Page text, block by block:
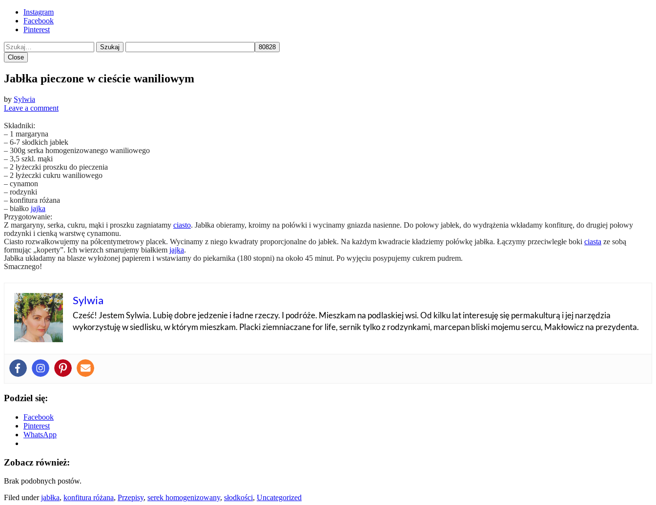
Instagram
Facebook
Pinterest
Szukaj
Close
Jabłka pieczone w cieście waniliowym
by Sylwia
Leave a comment
Składniki:
– 1 margaryna
– 6-7 słodkich jabłek
– 300g serka homogenizowanego waniliowego
– 3,5 szkl. mąki
– 2 łyżeczki proszku do pieczenia
– 2 łyżeczki cukru waniliowego
– cynamon
– rodzynki
– konfitura różana
– białko jajka
Przygotowanie:
Z margaryny, serka, cukru, mąki i proszku zagniatamy ciasto. Jabłka obieramy, kroimy na połówki i wycinamy gniazda nasienne. Do połowy jabłek, do wydrążenia wkładamy konfiturę, do drugiej połowy
rodzynki i cienką warstwę cynamonu.
Ciasto rozwałkowujemy na półcentymetrowy placek. Wycinamy z niego kwadraty proporcjonalne do jabłek. Na każdym kwadracie kładziemy połówkę jabłka. Łączymy przeciwległe boki ciasta ze sobą
formując „koperty”. Ich wierzch smarujemy białkiem jajka.
Jabłka układamy na blasze wyłożonej papierem i wstawiamy do piekarnika (180 stopni) na około 45 minut. Po wyjęciu posypujemy cukrem pudrem.
Smacznego!
Sylwia
Cześć! Jestem Sylwia. Lubię dobre jedzenie i ładne rzeczy. I podróże. Mieszkam na podlaskiej wsi. Od kilku lat interesuję się permakulturą i jej narzędzia
wykorzystuję w siedlisku, w którym mieszkam. Placki ziemniaczane for life, sernik tylko z rodzynkami, marcepan bliski mojemu sercu, Makłowicz na prezydenta.
Podziel się:
Facebook
Pinterest
WhatsApp
Zobacz również:
Brak podobnych postów.
Filed underjabłka, konfitura różana, Przepisy, serek homogenizowany, słodkości, Uncategorized